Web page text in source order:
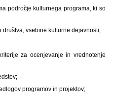
področje kulturnega programa, ki so
vsebine kulturne dejavnosti;
za ocenjevanje in vrednotenje
programov in projektov;